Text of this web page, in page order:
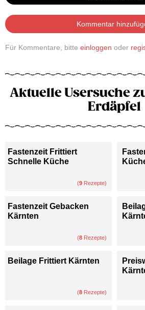
Kommentar
Für Kommentare, bitte einloggen oder
Aktuelle Usersuche
Erdäpfel
Fastenzeit Frittiert
Schnelle Küche
(9 Rezepte)
Fastenzeit Gebacken
Kärnten
(8 Rezepte)
Beilage Frittiert Kärnten
(8 Rezepte)